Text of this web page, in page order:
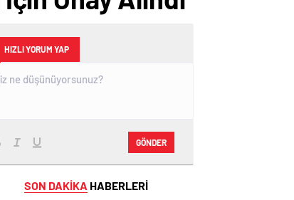
HIZLI YORUM YAP
GÖNDER
SON DAKİKA HABERLERİ